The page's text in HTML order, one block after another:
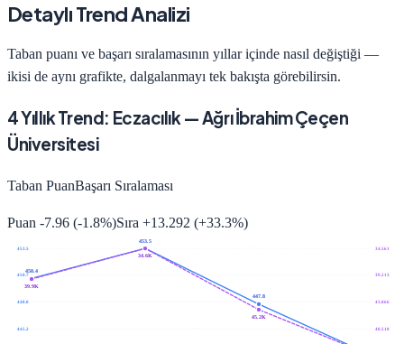
Detaylı Trend Analizi
Taban puanı ve başarı sıralamasının yıllar içinde nasıl değiştiği —
ikisi de aynı grafikte, dalgalanmayı tek bakışta görebilirsin.
4Yıllık Trend: Eczacılık—Ağrı İbrahim Çeçen
Üniversitesi
Taban PuanBaşarı Sıralaması
Puan -7.96 (-1.8%)Sıra +13.292 (+33.3%)
453.5 34.561
450.7 39.213
448.0 43.866
445.2 48.518
450.4
453.5
447.8
39.9K
34.6K
45.2K